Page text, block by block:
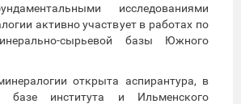
исследованиями
активно участвует в работах по
сырьевой базы Южного
открыта аспирантура, в
института и Ильменского